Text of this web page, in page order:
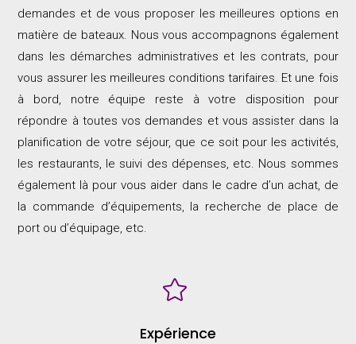
demandes et de vous proposer les meilleures options en
matière de bateaux. Nous vous accompagnons également
dans les démarches administratives et les contrats, pour
vous assurer les meilleures conditions tarifaires. Et une fois
à bord, notre équipe reste à votre disposition pour
répondre à toutes vos demandes et vous assister dans la
planification de votre séjour, que ce soit pour les activités,
les restaurants, le suivi des dépenses, etc. Nous sommes
également là pour vous aider dans le cadre d’un achat, de
la commande d’équipements, la recherche de place de
port ou d’équipage, etc.

Expérience